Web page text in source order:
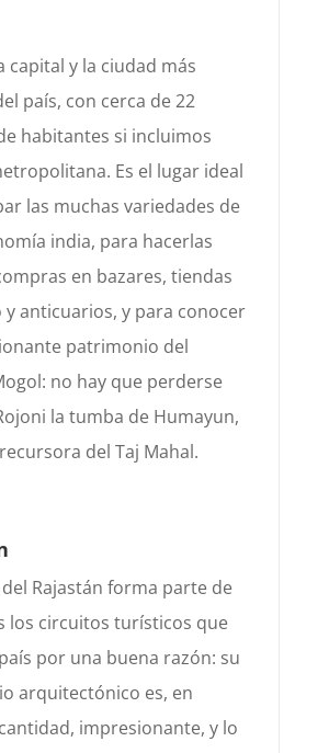
capital y la ciudad más
país, con cerca de 22
habitantes si incluimos
Es el lugar ideal
las muchas variedades de
india, para hacerlas
en bazares, tiendas
y anticuarios, y para conocer
patrimonio del
no hay que perderse
ni la tumba de Humayun,
del Taj Mahal.
l Rajastán forma parte de
los circuitos turísticos que
por una buena razón: su
arquitectónico es, en
impresionante, y lo